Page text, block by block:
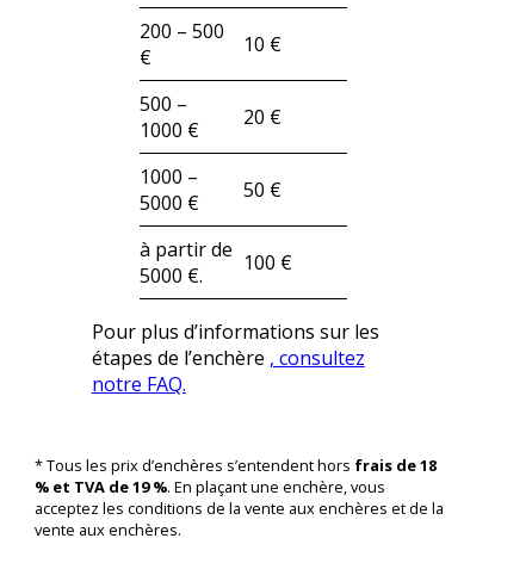
200 – 500
€
10 €
500 –
1000 €
20 €
1000 –
5000 €
50 €
à partir de
5000 €.
100 €
Pour plus d’informations sur les
étapes de l’enchère , consultez
notre FAQ.
* Tous les prix d’enchères s’entendent hors frais de 18
% et TVA de 19 %. En plaçant une enchère, vous
acceptez les conditions de la vente aux enchères et de la
vente aux enchères.